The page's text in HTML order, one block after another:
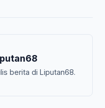
berita di Liputan68.